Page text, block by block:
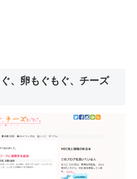
、卵もぐもぐ、チーズ